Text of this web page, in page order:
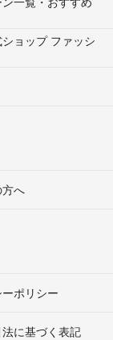
ョップ ファッシ
へ
ポリシー
に基づく表記